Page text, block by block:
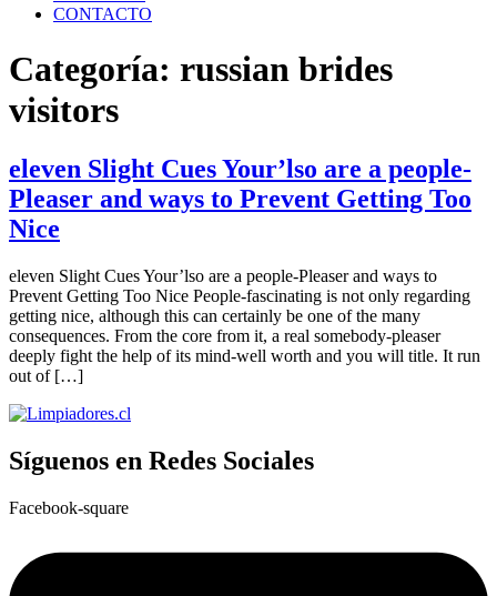
CONTACTO
Categoría: russian brides
visitors
eleven Slight Cues Your’lso are a people-
Pleaser and ways to Prevent Getting Too
Nice
eleven Slight Cues Your’lso are a people-Pleaser and ways to
Prevent Getting Too Nice People-fascinating is not only regarding
getting nice, although this can certainly be one of the many
consequences. From the core from it, a real somebody-pleaser
deeply fight the help of its mind-well worth and you will title. It run
out of […]
Síguenos en Redes Sociales
Facebook-square